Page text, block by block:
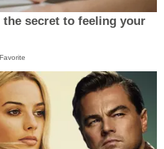
secret to feeling your